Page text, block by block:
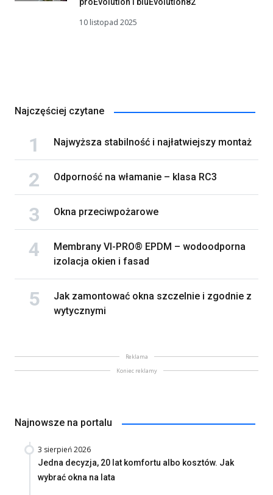
10 listopad 2025
Najczęściej czytane
Najwyższa stabilność i najłatwiejszy montaż
Odporność na włamanie – klasa RC3
Okna przeciwpożarowe
Membrany VI-PRO® EPDM – wodoodporna
izolacja okien i fasad
Jak zamontować okna szczelnie i zgodnie z
wytycznymi
Reklama
Koniec reklamy
Najnowsze na portalu
3 sierpień 2026
Jedna decyzja, 20 lat komfortu albo kosztów. Jak
wybrać okna na lata